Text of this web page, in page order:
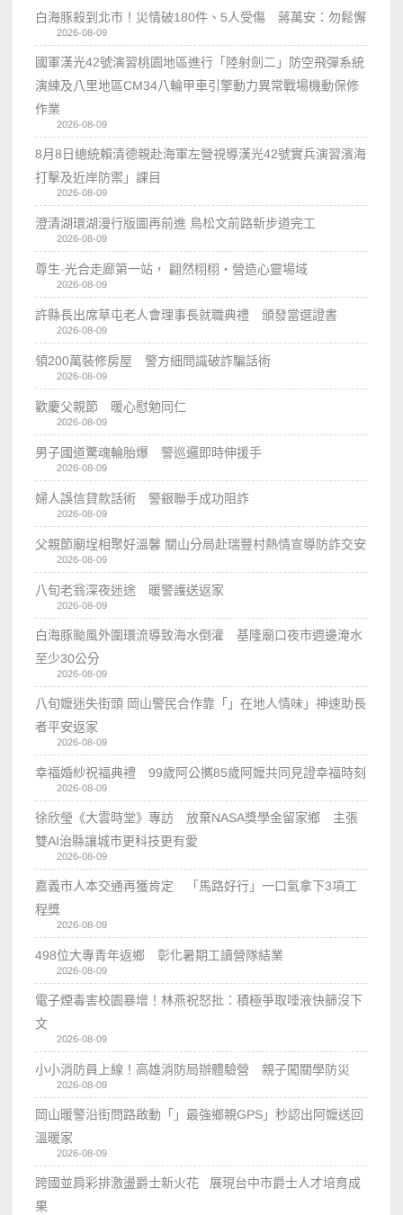
白海豚殺到北市！災情破180件、5人受傷 蔣萬安：勿鬆懈
2026-08-09
國軍漢光42號演習桃園地區進行「陸射劍二」防空飛彈系統
演練及八里地區CM34八輪甲車引擎動力異常戰場機動保修
作業
2026-08-09
8月8日總統賴清德親赴海軍左營視導漢光42號實兵演習濱海
打擊及近岸防禦」課目
2026-08-09
澄清湖環湖漫行版圖再前進 鳥松文前路新步道完工
2026-08-09
尊生·光合走廊第一站， 翩然栩栩・營造心靈場域
2026-08-09
許縣長出席草屯老人會理事長就職典禮 頒發當選證書
2026-08-09
領200萬裝修房屋 警方細問識破詐騙話術
2026-08-09
歡慶父親節 暖心慰勉同仁
2026-08-09
男子國道驚魂輪胎爆 警巡邏即時伸援手
2026-08-09
婦人誤信貸款話術 警銀聯手成功阻詐
2026-08-09
父親節廟埕相聚好溫馨 關山分局赴瑞豐村熱情宣導防詐交安
2026-08-09
八旬老翁深夜迷途 暖警護送返家
2026-08-09
白海豚颱風外圍環流導致海水倒灌 基隆廟口夜市週邊淹水
至少30公分
2026-08-09
八旬嬤迷失街頭 岡山警民合作靠「」在地人情味」神速助長
者平安返家
2026-08-09
幸福婚紗祝福典禮 99歲阿公𢹂85歲阿嬤共同見證幸福時刻
2026-08-09
徐欣瑩《大雲時堂》專訪 放棄NASA獎學金留家鄉 主張
雙AI治縣讓城市更科技更有愛
2026-08-09
嘉義市人本交通再獲肯定 「馬路好行」一口氣拿下3項工
程獎
2026-08-09
498位大專青年返鄉 彰化暑期工讀營隊結業
2026-08-09
電子煙毒害校園暴增！林燕祝怒批：積極爭取唾液快篩沒下
文
2026-08-09
小小消防員上線！高雄消防局辦體驗營 親子闖關學防災
2026-08-09
岡山暖警沿街問路啟動「」最強鄉親GPS」秒認出阿嬤送回
溫暖家
2026-08-09
跨國並肩彩排激盪爵士新火花 展現台中市爵士人才培育成
果